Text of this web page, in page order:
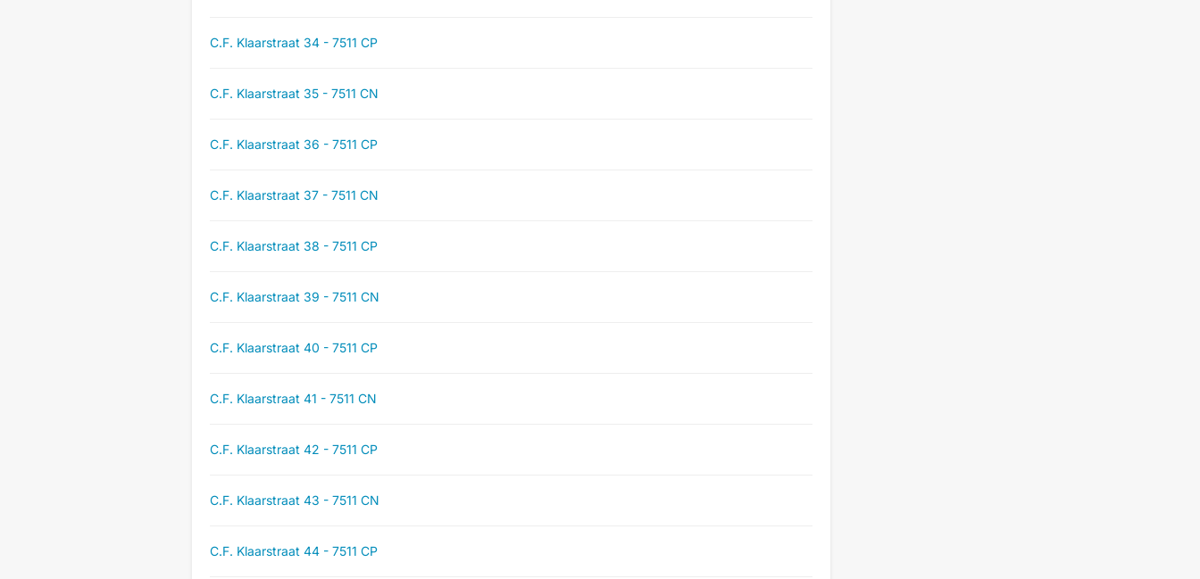
C.F. Klaarstraat 34 - 7511 CP
C.F. Klaarstraat 35 - 7511 CN
C.F. Klaarstraat 36 - 7511 CP
C.F. Klaarstraat 37 - 7511 CN
C.F. Klaarstraat 38 - 7511 CP
C.F. Klaarstraat 39 - 7511 CN
C.F. Klaarstraat 40 - 7511 CP
C.F. Klaarstraat 41 - 7511 CN
C.F. Klaarstraat 42 - 7511 CP
C.F. Klaarstraat 43 - 7511 CN
C.F. Klaarstraat 44 - 7511 CP